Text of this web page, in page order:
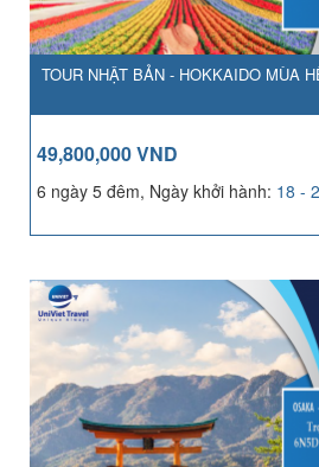
TOUR NHẬT BẢN - HOKKAIDO MÙA
49,800,000 VND
6 ngày 5 đêm, Ngày khởi hành: 18 -